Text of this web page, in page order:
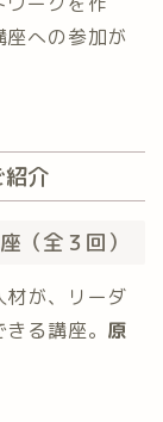
への参加が
紹介
（全３回）
が、リーダ
る講座。 原